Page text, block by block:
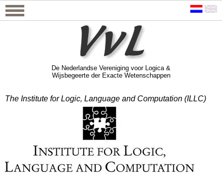
De Nederlandse Vereniging voor Logica &
Wijsbegeerte der Exacte Wetenschappen
De Nederlandse Vereniging voor Logica &
Wijsbegeerte der Exacte Wetenschappen
The Institute for Logic, Language and Computation (ILLC)